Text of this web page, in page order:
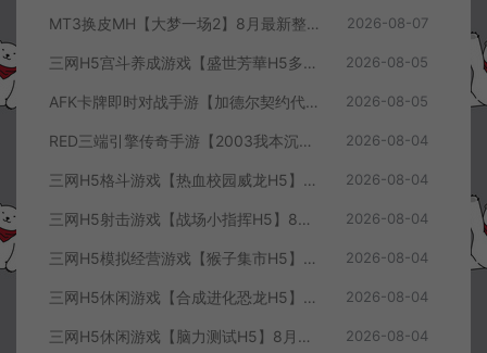
MT3换皮MH【大梦一场2】8月最新整理Linux手工服务端+源码+管理后台+安卓苹果双端+详细搭建教程+视频教程 2026-08-07
三网H5宫斗养成游戏【盛世芳華H5多区跨服代金券内购优化版】8月最新整理Linux手工服务端+CDK授权后台+全资源安卓+详细搭建教程+视频教程 2026-08-05
AFK卡牌即时对战手游【加德尔契约代金券内购修复版】8月最新整理Linux手工服务端+前后端全套源码+CDK授权后台+安卓苹果双端+详细搭建教程+视频教程 2026-08-05
RED三端引擎传奇手游【2003我本沉默三职业】8月最新整理Win一键服务端+PC安卓+详细搭建教程 2026-08-04
三网H5格斗游戏【热血校园威龙H5】8月最新整理Linux手工服务端+Win一键服务端+解压即玩+简易安卓客户端+详细搭建教程 2026-08-04
三网H5射击游戏【战场小指挥H5】8月最新整理Linux手工服务端+Win一键服务端+解压即玩+简易安卓客户端+详细搭建教程 2026-08-04
三网H5模拟经营游戏【猴子集市H5】8月最新整理Linux手工服务端+Win一键服务端+解压即玩+简易安卓客户端+详细搭建教程 2026-08-04
三网H5休闲游戏【合成进化恐龙H5】8月最新整理Linux手工服务端+Win一键服务端+解压即玩+简易安卓客户端+详细搭建教程 2026-08-04
三网H5休闲游戏【脑力测试H5】8月最新整理Linux手工服务端+Win一键服务端+解压即玩+简易安卓客户端+详细搭建教程 2026-08-04